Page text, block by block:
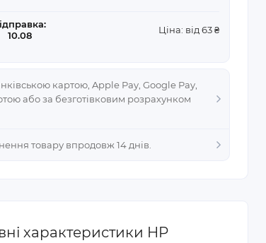
картою, Apple Pay, Google Pay,
або за безготівковим розрахунком
10.08
Ціна: від 63 ₴
товару впродовж 14 днів.
характеристики HP